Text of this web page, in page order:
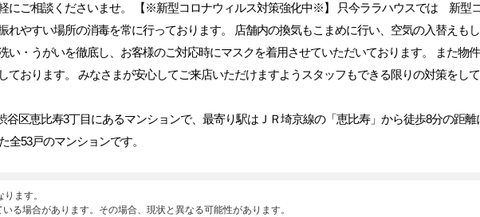
にご相談くださいませ。 【※新型コロナウィルス対策強化中※】 只今ララハウスでは 新型
れやすい場所の消毒を常に行っております。 店舗内の換気もこまめに行い、空気の入替えも
い・うがいを徹底し、お客様のご対応時にマスクを着用させていただいております。 また物
ております。 みなさまが安心してご来店いただけますようスタッフもできる限りの対策をし
谷区恵比寿3丁目にあるマンションで、最寄り駅はＪＲ埼京線の「恵比寿」から徒歩8分の距離
全53戸のマンションです。
ます。
る場合があります。その場合、現状と異なる可能性があります。